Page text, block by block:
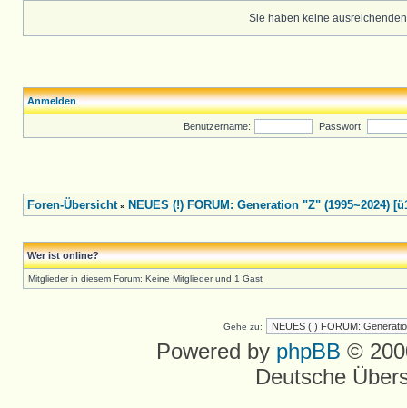
Sie haben keine
Anmelden
Benutzername: Passwort:
Foren-Übersicht» NEUES (!) FORUM: Generation "Z" (1995~2024)
Wer ist online?
Mitglieder in diesem Forum: Keine Mitglieder und 1 Gast
Gehe zu:
Powered by phpBB ©
Deutsche